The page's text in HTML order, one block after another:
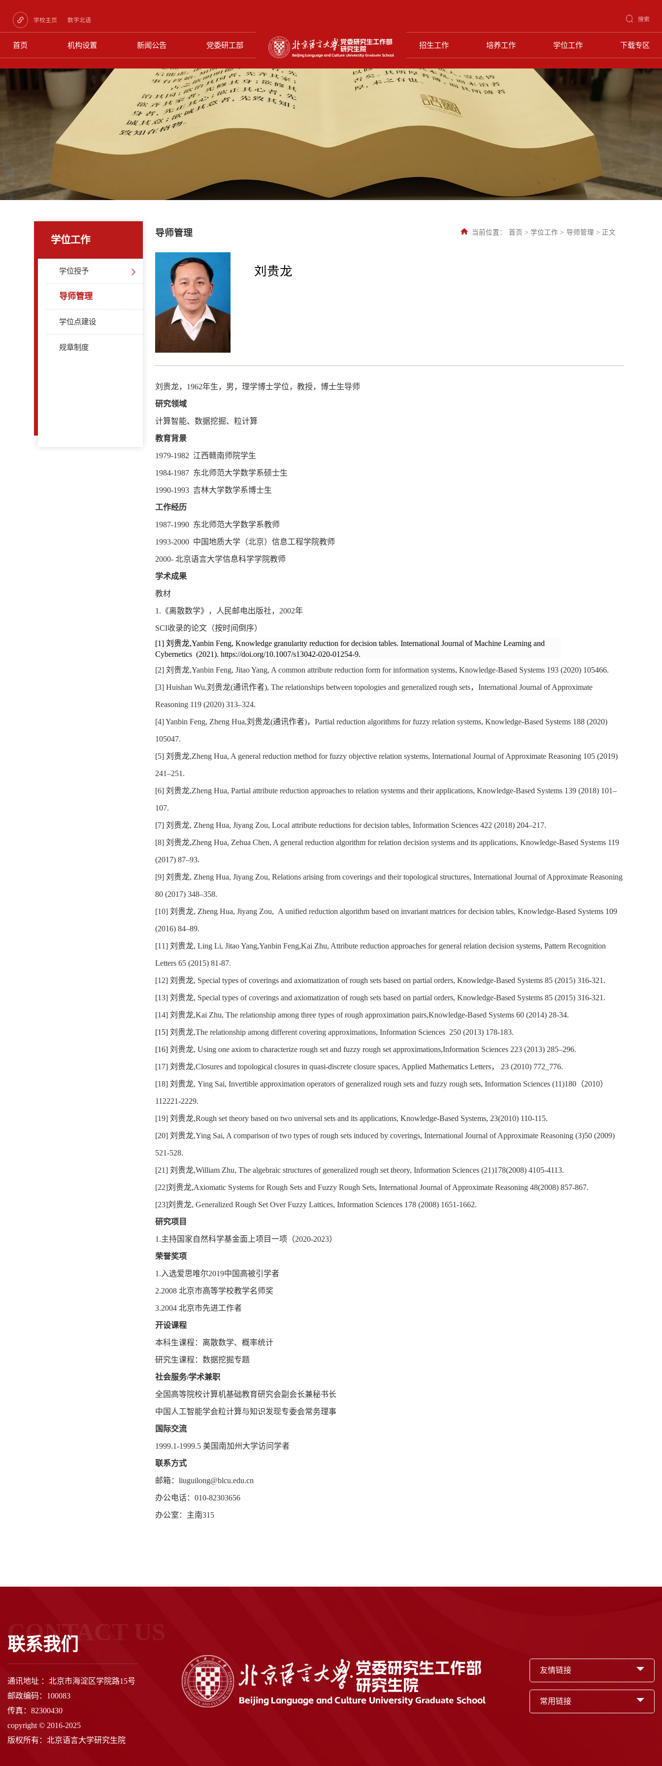
学校主页 数字北语
首页 机构设置 新闻公告 党委研工部
搜索
招生工作 培养工作 学位工作 下载专区
学位工作
学位授予
导师管理
学位点建设
规章制度
导师管理 当前位置： 首页 > 学位工作 > 导师管理 > 正文
刘贵龙
刘贵龙， 1962年生，男，理学博士学位，教授，博士生导师
研究领域
计算智能、数据挖掘、粒计算
教育背景
1979-1982 江西赣南师院学生
1984-1987 东北师范大学数学系硕士生
1990-1993 吉林大学数学系博士生
工作经历
1987-1990 东北师范大学数学系教师
1993-2000 中国地质大学（北京）信息工程学院教师
2000- 北京语言大学信息科学学院教师
学术成果
教材
1. 《离散数学》，人民邮电出版社，2002年
SCI收录的论文（按时间倒序）
[1] 刘贵龙,Yanbin Feng, Knowledge granularity reduction for decision tables. International Journal of Machine Learning and
Cybernetics (2021). https://doi.org/10.1007/s13042-020-01254-9.
[2] 刘贵龙,Yanbin Feng, Jitao Yang, A common attribute reduction form for information systems, Knowledge-Based Systems 193 (2020) 105466.
[3] Huishan Wu,刘贵龙(通讯作者), The relationships between topologies and generalized rough sets， International Journal of Approximate
Reasoning 119 (2020) 313–324.
[4] Yanbin Feng, Zheng Hua,刘贵龙(通讯作者)， Partial reduction algorithms for fuzzy relation systems, Knowledge-Based Systems 188 (2020)
105047.
[5] 刘贵龙,Zheng Hua, A general reduction method for fuzzy objective relation systems, International Journal of Approximate Reasoning 105 (2019)
241–251.
[6] 刘贵龙,Zheng Hua, Partial attribute reduction approaches to relation systems and their applications, Knowledge-Based Systems 139 (2018) 101–
107.
[7] 刘贵龙, Zheng Hua, Jiyang Zou, Local attribute reductions for decision tables, Information Sciences 422 (2018) 204–217.
[8] 刘贵龙,Zheng Hua, Zehua Chen, A general reduction algorithm for relation decision systems and its applications, Knowledge-Based Systems 119
(2017) 87–93.
[9] 刘贵龙, Zheng Hua, Jiyang Zou, Relations arising from coverings and their topological structures, International Journal of Approximate Reasoning
80 (2017) 348–358.
[10] 刘贵龙, Zheng Hua, Jiyang Zou, A unified reduction algorithm based on invariant matrices for decision tables, Knowledge-Based Systems 109
(2016) 84–89.
[11] 刘贵龙, Ling Li, Jitao Yang,Yanbin Feng,Kai Zhu, Attribute reduction approaches for general relation decision systems, Pattern Recognition
Letters 65 (2015) 81-87.
[12] 刘贵龙, Special types of coverings and axiomatization of rough sets based on partial orders, Knowledge-Based Systems 85 (2015) 316-321.
[13] 刘贵龙, Special types of coverings and axiomatization of rough sets based on partial orders, Knowledge-Based Systems 85 (2015) 316-321.
[14] 刘贵龙,Kai Zhu, The relationship among three types of rough approximation pairs,Knowledge-Based Systems 60 (2014) 28-34.
[15] 刘贵龙,The relationship among different covering approximations, Information Sciences 250 (2013) 178-183.
[16] 刘贵龙, Using one axiom to characterize rough set and fuzzy rough set approximations,Information Sciences 223 (2013) 285–296.
[17] 刘贵龙,Closures and topological closures in quasi-discrete closure spaces, Applied Mathematics Letters， 23 (2010) 772_776.
[18] 刘贵龙, Ying Sai, Invertible approximation operators of generalized rough sets and fuzzy rough sets, Information Sciences (11)180 （2010）
112221-2229.
[19] 刘贵龙,Rough set theory based on two universal sets and its applications, Knowledge-Based Systems, 23(2010) 110-115.
[20] 刘贵龙,Ying Sai, A comparison of two types of rough sets induced by coverings, International Journal of Approximate Reasoning (3)50 (2009)
521-528.
[21] 刘贵龙,William Zhu, The algebraic structures of generalized rough set theory, Information Sciences (21)178(2008) 4105-4113.
[22]刘贵龙,Axiomatic Systems for Rough Sets and Fuzzy Rough Sets, International Journal of Approximate Reasoning 48(2008) 857-867.
[23]刘贵龙, Generalized Rough Set Over Fuzzy Lattices, Information Sciences 178 (2008) 1651-1662.
研究项目
1.主持国家自然科学基金面上项目一项（2020-2023）
荣誉奖项
1. 入选爱思唯尔2019中国高被引学者
2.2008 北京市高等学校教学名师奖
3.2004 北京市先进工作者
开设课程
本科生课程：离散数学、概率统计
研究生课程：数据挖掘专题
社会服务/学术兼职
全国高等院校计算机基础教育研究会副会长兼秘书长
中国人工智能学会粒计算与知识发现专委会常务理事
国际交流
1999.1-1999.5 美国南加州大学访问学者
联系方式
邮箱：liuguilong@blcu.edu.cn
办公电话：010-82303656
办公室：主南315
联系我们
CONTACT US
通讯地址 ：北京市海淀区学院路15号
邮政编码：100083
传真：82300430
copyright © 2016-2025
版权所有：北京语言大学研究生院
友情链接
常用链接